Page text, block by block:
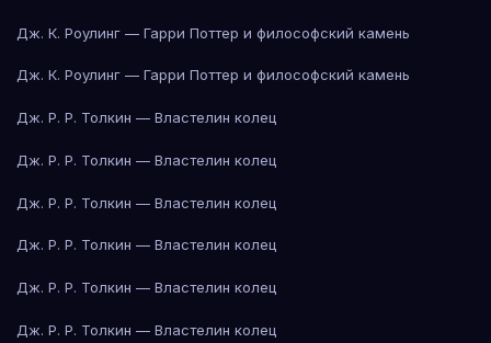
Дж. К. Роулинг — Гарри Поттер и философский камень
Дж. К. Роулинг — Гарри Поттер и философский камень
Дж. Р. Р. Толкин — Властелин колец
Дж. Р. Р. Толкин — Властелин колец
Дж. Р. Р. Толкин — Властелин колец
Дж. Р. Р. Толкин — Властелин колец
Дж. Р. Р. Толкин — Властелин колец
Дж. Р. Р. Толкин — Властелин колец